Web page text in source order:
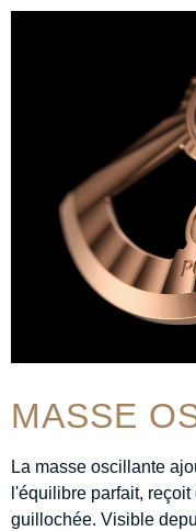
MASSE
La masse oscillante
l'équilibre parfait,
guillochée. Visible